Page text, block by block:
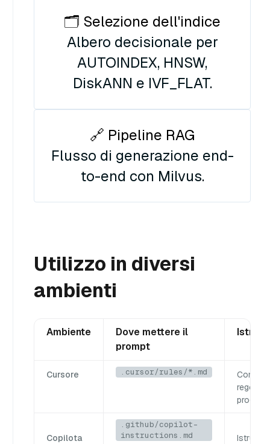
🗂️ Selezione dell'indice
Albero decisionale per
AUTOINDEX, HNSW,
DiskANN e IVF_FLAT.
🔗 Pipeline RAG
Flusso di generazione end-
to-end con Milvus.
Utilizzo in diversi
ambienti
Ambiente
Dove mettere il
prompt
Cursore .cursor/rules/*.md
regole
progetto
Copilota
.github/copilot-
instructions.md